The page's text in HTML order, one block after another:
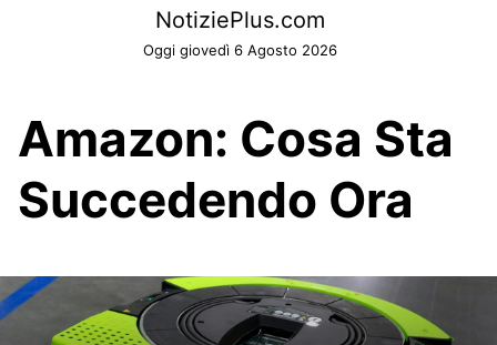
NotiziePlus.com
Oggi giovedì 6 Agosto 2026
Amazon: Cosa Sta
Succedendo Ora